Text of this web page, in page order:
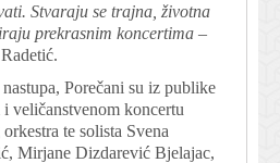
Stvaraju se trajna, životna
prekrasnim koncertima –
Porečani su iz publike
veličanstvenom koncertu
te solista Svena
Mirjane Dizdarević Bjelajac,